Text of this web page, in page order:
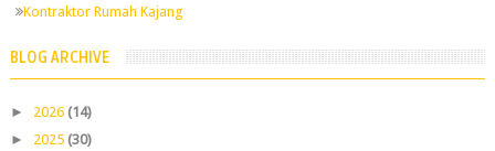
Kontraktor Rumah Kajang
BLOG ARCHIVE
► 2026 (14)
► 2025 (30)